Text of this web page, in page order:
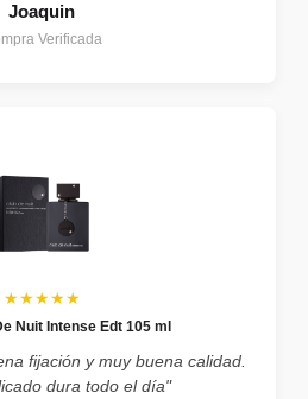
Joaquin
Verificada
★★★★★
Nuit Intense Edt 105 ml
fijación y muy buena calidad.
dura todo el día"